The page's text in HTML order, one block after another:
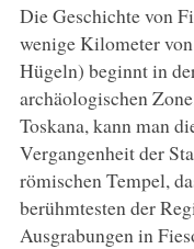
Die Geschichte von
wenige Kilometer
Hügeln) beginnt in
archäologischen
Toskana, kann man
Vergangenheit der
römischen Tempel,
berühmtesten der
Ausgrabungen in